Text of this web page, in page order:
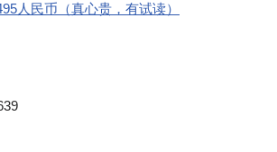
人民币（真心贵，有试读）